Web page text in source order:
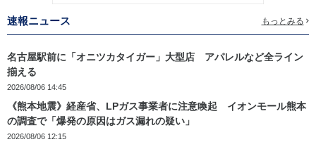
速報ニュース もっとみる
名古屋駅前に「オニツカタイガー」大型店 アパレルなど全ライン
揃える
2026/08/06 14:45
《熊本地震》経産省、LPガス事業者に注意喚起 イオンモール熊本
の調査で「爆発の原因はガス漏れの疑い」
2026/08/06 12:15